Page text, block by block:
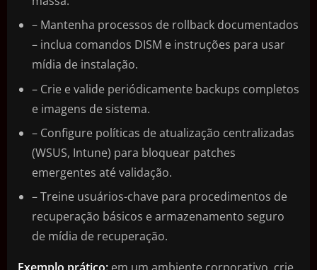
– Mantenha processos de rollback documentados
– inclua comandos DISM e instruções para usar
mídia de instalação.
– Crie e valide periódicamente backups completos
e imagens de sistema.
– Configure políticas de atualização centralizadas
(WSUS, Intune) para bloquear patches
emergentes até validação.
– Treine usuários-chave para procedimentos de
recuperação básicos e armazenamento seguro
de mídia de recuperação.